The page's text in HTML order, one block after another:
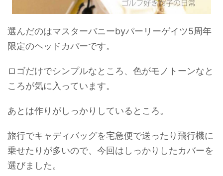
選んだのはマスターバニーbyパーリーゲイツ5周年
限定のヘッドカバーです。
ロゴだけでシンプルなところ、色がモノトーンなと
ころが気に入っています。
あとは作りがしっかりしているところ。
旅行でキャディバッグを宅急便で送ったり飛行機に
乗せたりが多いので、今回はしっかりしたカバーを
選びました。